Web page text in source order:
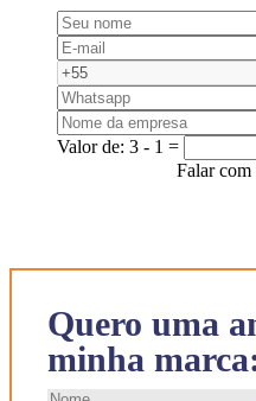
Quero uma
minha
Valor de: 3 - 1 =
Falar com